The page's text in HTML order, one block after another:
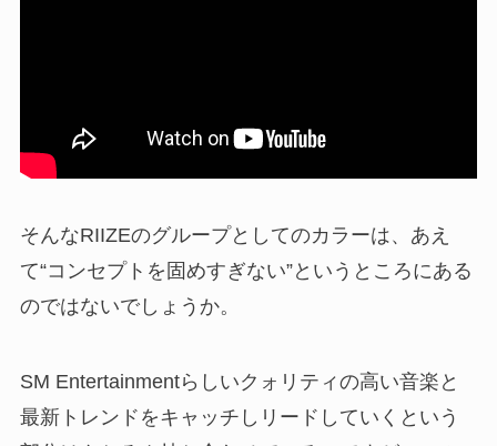
そんなRIIZEのグループとしてのカラーは、あえ
て“コンセプトを固めすぎない”というところにある
のではないでしょうか。
SM Entertainmentらしいクォリティの高い音楽と
最新トレンドをキャッチしリードしていくという